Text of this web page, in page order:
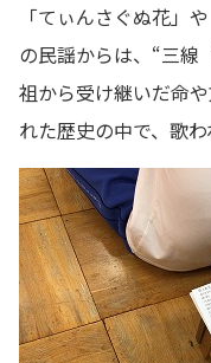
「てぃんさぐぬ花」
の民謡からは、“三線
祖から受け継いだ命
れた歴史の中で、歌わ